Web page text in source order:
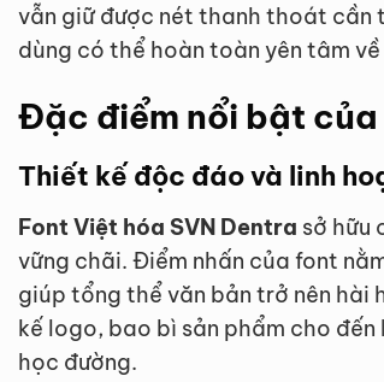
vẫn giữ được nét thanh thoát cần
dùng có thể hoàn toàn yên tâm
Đặc điểm nổi bật của
Thiết kế độc đáo và linh
Font Việt hóa SVN Dentra sở hữu
vững chãi. Điểm nhấn của font
giúp tổng thể văn bản trở nên hài
kế logo, bao bì sản phẩm cho
học đường.